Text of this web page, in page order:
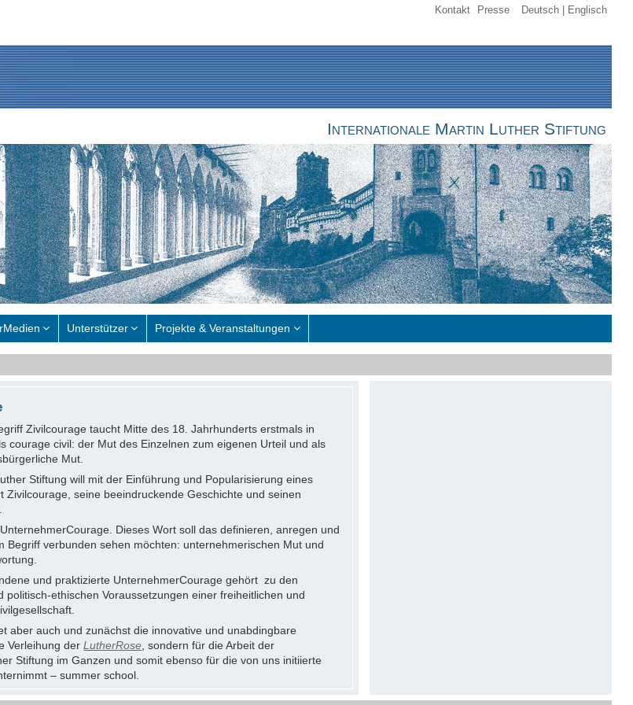
Kontakt Presse Deutsch Englisch
Internationale Martin Luther Stiftung
Unterstützer Projekte & Veranstaltungen
Zivilcourage taucht Mitte des 18. Jahrhunderts erstmals in
courage civil: der Mut des Einzelnen zum eigenen Urteil und als
Mut.
Stiftung will mit der Einführung und Popularisierung eines
Zivilcourage, seine beeindruckende Geschichte und seinen
Dieses Wort soll das definieren, anregen und
Begriff verbunden sehen möchten: unternehmerischen Mut und
und praktizierte UnternehmerCourage gehört zu den
politisch-ethischen Voraussetzungen einer freiheitlichen und
aber auch und zunächst die innovative und unabdingbare
Verleihung derLutherRose , sondern für die Arbeit der
Stiftung im Ganzen und somit ebenso für die von uns initiierte
– summer school.